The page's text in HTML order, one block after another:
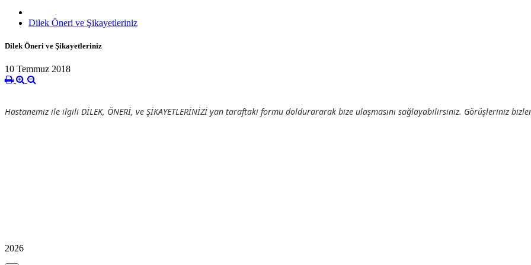
Dilek Öneri ve Şikayetleriniz
Dilek Öneri ve Şikayetleriniz
10 Temmuz 2018
Hastanemiz ile ilgili DİLEK, ÖNERİ, ve ŞİKAYETLERİNİZİ yan taraftaki formu doldurararak bize ulaşmasını sağlayabilirsiniz. Görüşleriniz
2026